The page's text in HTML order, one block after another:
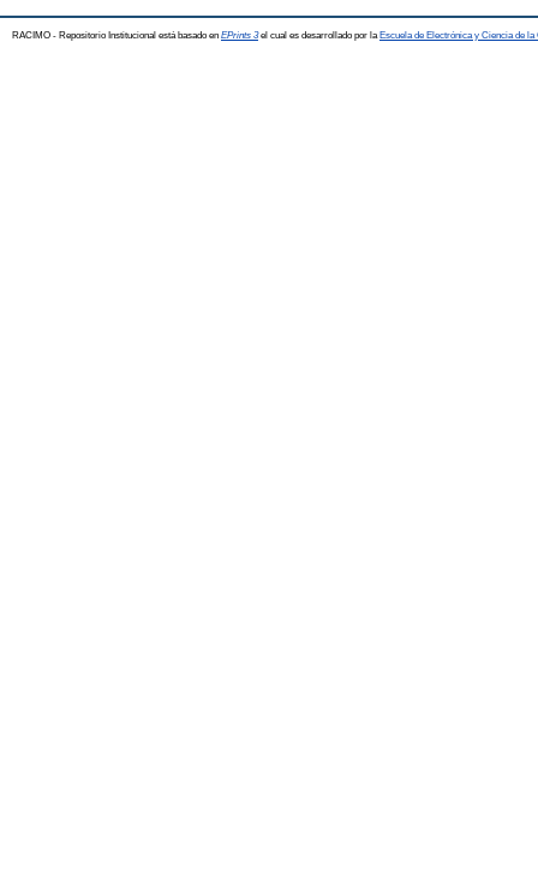
RACIMO - Repositorio Institucional está basado en EPrints 3el cual es desarrollado por la Escuela de Electrónica y Ciencia de la